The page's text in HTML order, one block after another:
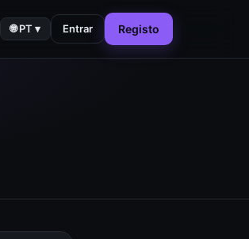
🌐PT ▾ Entrar Registo